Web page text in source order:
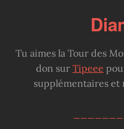
Tu aimes la Tour des
don sur Tipeee
supplémentaires et